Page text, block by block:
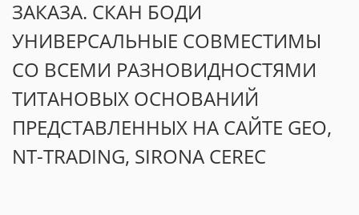
ЗАКАЗА. СКАН БОДИ
УНИВЕРСАЛЬНЫЕ СОВМЕСТИМЫ
СО ВСЕМИ РАЗНОВИДНОСТЯМИ
ТИТАНОВЫХ ОСНОВАНИЙ
ПРЕДСТАВЛЕННЫХ НА САЙТЕ GEO,
NT-TRADING, SIRONA CEREC